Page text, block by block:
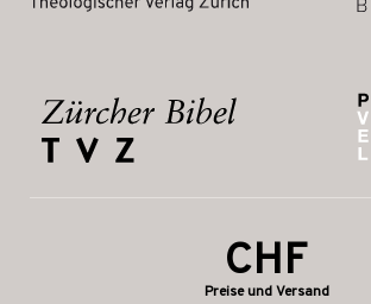
CHF
Preise und Versand